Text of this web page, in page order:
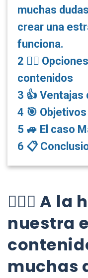
muchas
crear una
funciona.
2 👉🏼
contenidos
3 👍 Ventajas
4 🎯
5 🚙 El caso
6 📋
🤷🏼‍♂️ A
nuestra
muchas